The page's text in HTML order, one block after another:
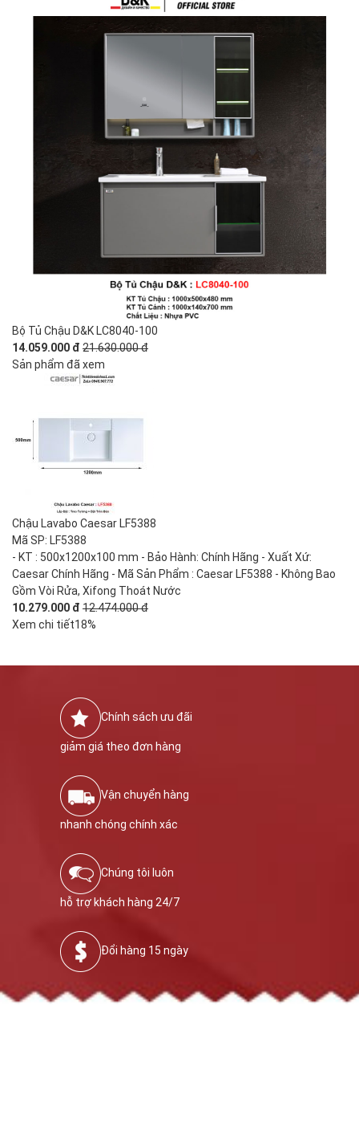
Bộ Tủ Chậu D&K LC8040-100
14.059.000 đ 21.630.000 đ
Sản phẩm đã xem
Chậu Lavabo Caesar LF5388
Mã SP: LF5388
- KT : 500x1200x100 mm - Bảo Hành: Chính Hãng - Xuất Xứ:
Caesar Chính Hãng - Mã Sản Phẩm : Caesar LF5388 - Không Bao
Gồm Vòi Rửa, Xifong Thoát Nước
10.279.000 đ 12.474.000 đ
Xem chi tiết18%
Chính sách ưu đãi
giảm giá theo đơn hàng
Vận chuyển hàng
nhanh chóng chính xác
Chúng tôi luôn
hỗ trợ khách hàng 24/7
Đổi hàng 15 ngày